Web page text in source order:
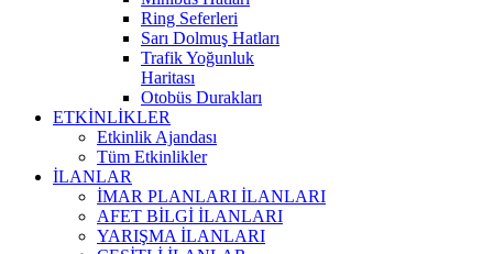
Ring Seferleri
Sarı Dolmuş Hatları
Trafik Yoğunluk
Haritası
Otobüs Durakları
ETKİNLİKLER
Etkinlik Ajandası
Tüm Etkinlikler
İLANLAR
İMAR PLANLARI İLANLARI
AFET BİLGİ İLANLARI
YARIŞMA İLANLARI